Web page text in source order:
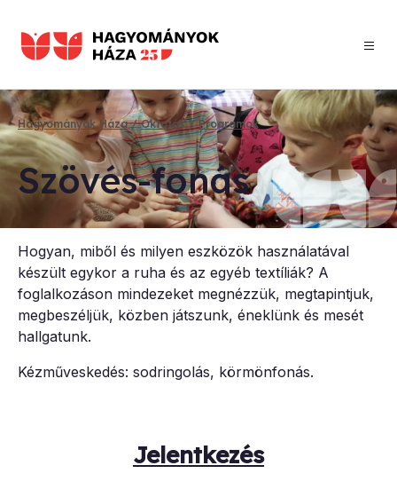
tartalomra
Morzsa
Hagyományok Háza Oktatás Programok
Szö­vés-fo­nás
Hogyan, miből és milyen eszközök használatával
készült egykor a ruha és az egyéb textíliák? A
foglalkozáson mindezeket megnézzük, megtapintjuk,
megbeszéljük, közben játszunk, éneklünk és mesét
hallgatunk.
Kézműveskedés: sodringolás, körmönfonás.
Jelentkezés